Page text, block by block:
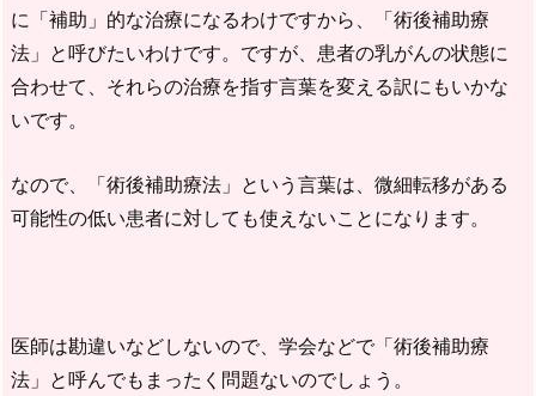
に「補助」的な治療になるわけですから、「術後補助療
法」と呼びたいわけです。ですが、患者の乳がんの状態に
合わせて、それらの治療を指す言葉を変える訳にもいかな
いです。
なので、「術後補助療法」という言葉は、微細転移がある
可能性の低い患者に対しても使えないことになります。
医師は勘違いなどしないので、学会などで「術後補助療
法」と呼んでもまったく問題ないのでしょう。